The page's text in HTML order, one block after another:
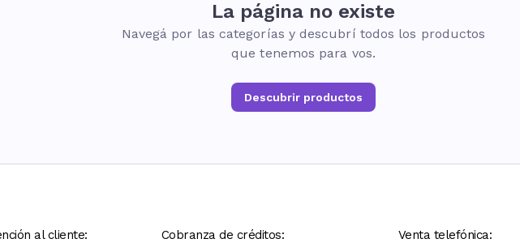
La página no existe
Navegá por las categorías y descubrí todos los productos
que tenemos para vos.
Descubrir productos
al cliente: Cobranza de créditos: Venta telefónica: